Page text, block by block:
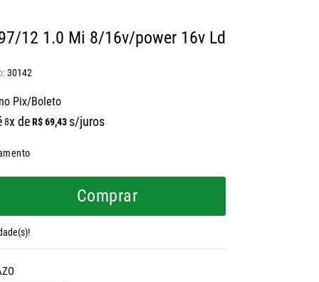
12 1.0 Mi 8/16v/power 16v Ld
30142
Pix/Boleto
8x deR$69,43 s/juros
Comprar